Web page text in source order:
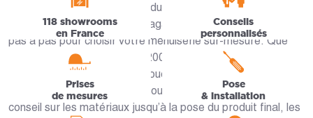
Consultez notre offre de produits en ligne ou venez
rencontrer nos experts en magasin qui sauront vous guider
pas à pas pour choisir votre menuiserie sur-mesure. Que
vous viviez à Coutances (50200), Saint-Pierre-de-
Coutances, Bricqueville-la-Blouette, Nicorps ou Gratot, nos
artisans Coutançais sont là pour vous accompagner. Du
conseil sur les matériaux jusqu’à la pose du produit final, les
118 showrooms
en France
Conseils
personnalisés
Prises
de mesures
Pose
& installation